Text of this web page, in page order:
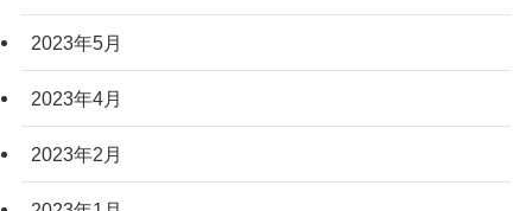
2023年5月
2023年4月
2023年2月